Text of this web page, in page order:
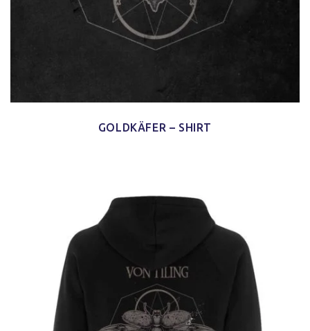
GOLDKÄFER – SHIRT